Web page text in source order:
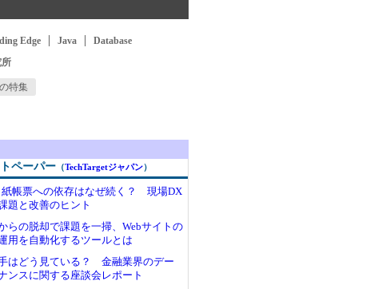
Edge Java
Database
所
特集
ペーパー （TechTargetジャパン）
紙帳票への依存はなぜ続く？ 現場DX
題と改善のヒント
らの脱却で課題を一掃、Webサイトの
用を自動化するツールとは
はどう見ている？ 金融業界のデー
ンスに関する座談会レポート